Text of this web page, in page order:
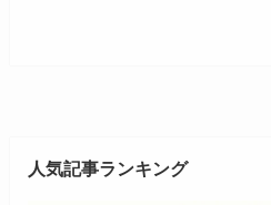
人気記事ランキング